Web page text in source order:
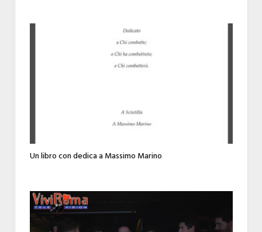
Un libro con dedica a Massimo Marino